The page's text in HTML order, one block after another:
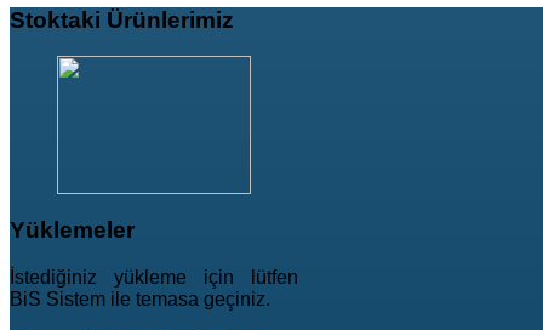
Stoktaki Ürünlerimiz
Yüklemeler
İstediğiniz yükleme için lütfen
BiS Sistem ile temasa geçiniz.